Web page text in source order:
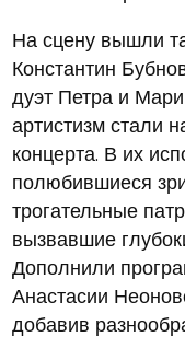
На сцену вышли
Константин
дуэт Петра и
артистизм стали
концерта. В их
полюбившиеся
трогательные
вызвавшие
Дополнили
Анастасии
добавив